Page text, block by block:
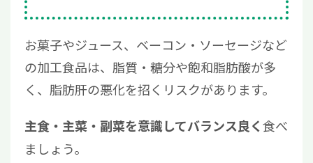
お菓子やジュース、ベーコン・ソーセージなど
の加工食品は、脂質・糖分や飽和脂肪酸が多
く、脂肪肝の悪化を招くリスクがあります。
主食・主菜・副菜を意識してバランス良く食べ
ましょう。